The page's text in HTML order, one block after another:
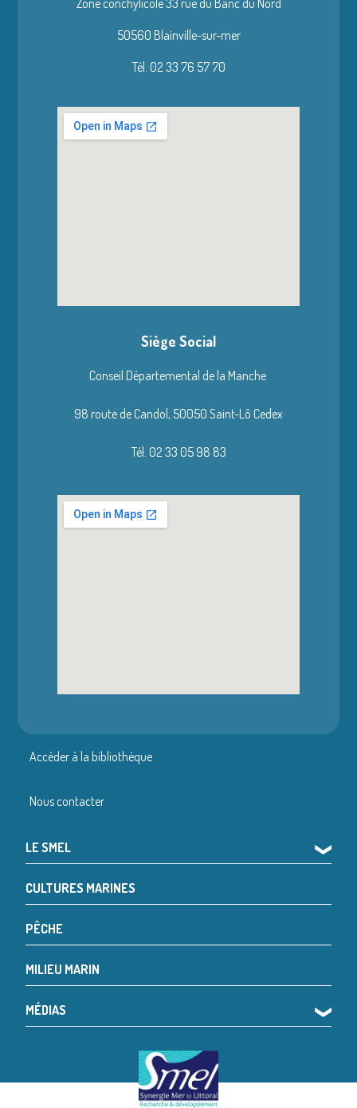
50560 Blainville-sur-mer
Tél. 02 33 76 57 70
Siège Social
Conseil Départemental de la Manche
98 route de Candol, 50050 Saint-Lô Cedex
Tél. 02 33 05 98 83
Accéder à la bibliothèque
Nous contacter
LE SMEL ❯
CULTURES MARINES
PÊCHE
MILIEU MARIN
MÉDIAS ❯